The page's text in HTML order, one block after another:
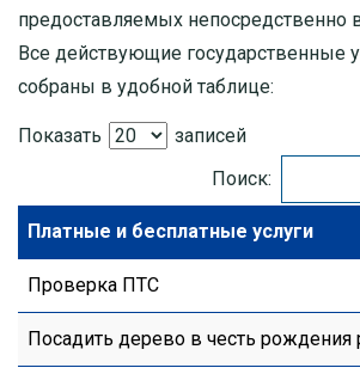
предоставляемых непосредственно
Все действующие государственные
собраны в удобной таблице:
Показать
записей
Поиск:
Платные и бесплатные услуги
Проверка ПТС
Посадить дерево в честь рождения